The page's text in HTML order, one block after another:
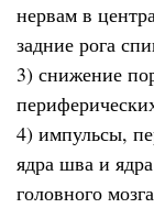
нервам в
задние рога
3) снижение
4) импульсы,
ядра шва и
головного